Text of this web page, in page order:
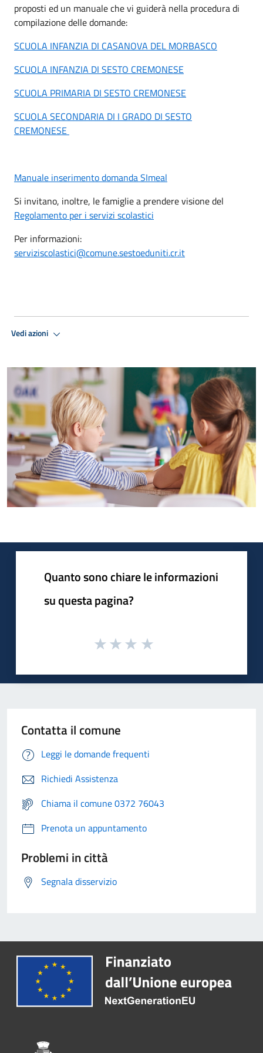
proposti ed un manuale che vi guiderà nella procedura di
compilazione delle domande:
SCUOLA INFANZIA DI CASANOVA DEL MORBASCO
SCUOLA INFANZIA DI SESTO CREMONESE
SCUOLA PRIMARIA DI SESTO CREMONESE
SCUOLA SECONDARIA DI I GRADO DI SESTO
CREMONESE
Manuale inserimento domanda SImeal
Si invitano, inoltre, le famiglie a prendere visione del
Regolamento per i servizi scolastici
Per informazioni:
serviziscolastici@comune.sestoeduniti.cr.it
Vedi azioni
Quanto sono chiare le informazioni
su questa pagina?
Contatta il comune
Leggi le domande frequenti
Richiedi Assistenza
Chiama il comune 0372 76043
Prenota un appuntamento
Problemi in città
Segnala disservizio